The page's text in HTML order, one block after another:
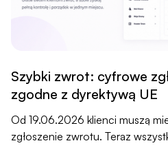
Szybki zwrot: cyfrowe
zgodne z dyrektywą UE
Od 19.06.2026 klienci muszą
zgłoszenie zwrotu. Teraz